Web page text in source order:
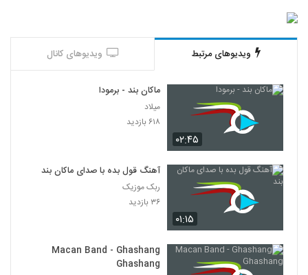
ویدیوهای مرتبط ویدیوهای کانال
۰۲:۴۵
ماکان بند - برمودا
میلاد
۶۱۸ بازدید
۰۱:۱۵
آهنگ قول بده با صدای ماکان بند
ربک موزیک
۳۶ بازدید
Macan Band - Ghashang
Ghashang